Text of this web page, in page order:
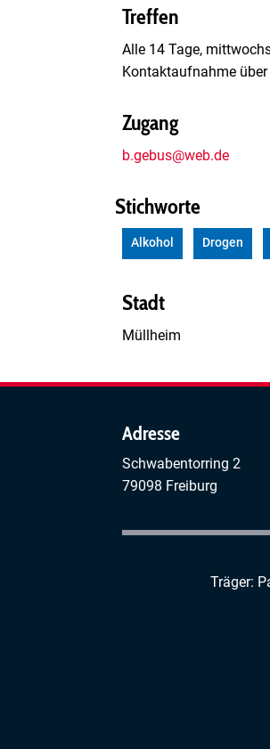
Treffen
Alle 14 Tage,
Kontaktaufnahme über
Zugang
b.gebus@web.de
Stichworte
Alkohol Drogen
Stadt
Müllheim
Adresse
Schwabentorring 2
79098 Freiburg
Träger: